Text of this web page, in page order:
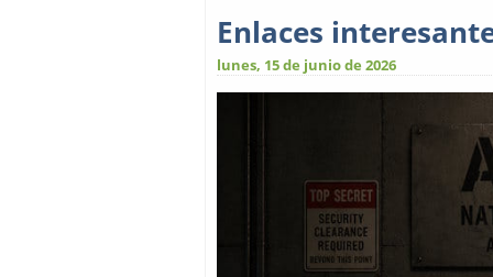
Enlaces
lunes, 15 de junio de 2026